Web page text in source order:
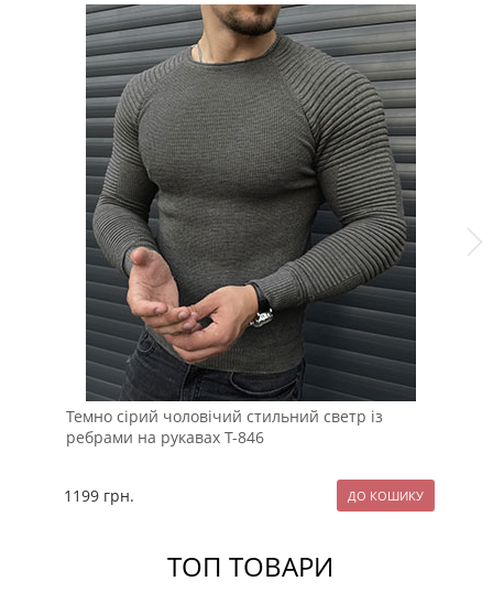
Темно сірий чоловічий стильний светр із
ребрами на рукавах Т-846
1199 грн.
ТОП ТОВАРИ